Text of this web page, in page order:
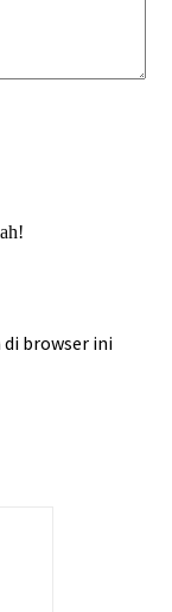
di browser ini